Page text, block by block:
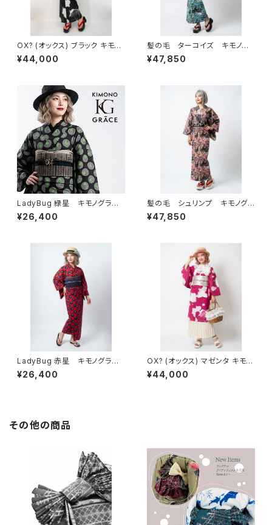
OX? (オックス) ブラック キモノ
グラースオリジナル浴衣 単衣着
物 セオα ポリエステル100％
¥44,000
髪の毛 ターコイズ キモノグ
ラース×ローブジャポニカコラボ
浴衣 レディース 麻100％
¥47,850
LadyBug 緑星 キモノグラー
ス×ローブジャポニカコラボ浴
衣 レディース 綿100％
¥26,400
髪の毛 シュリンプ キモノグラ
ース×ローブジャポニカコラボ
浴衣 レディース 麻100％
¥47,850
LadyBug 赤星 キモノグラー
ス×ローブジャポニカコラボ浴
衣 レディース 綿100％
¥26,400
OX? (オックス) マゼンタ キモノ
グラースオリジナル浴衣 単衣着
物 セオα ポリエステル100％
¥44,000
その他の商品